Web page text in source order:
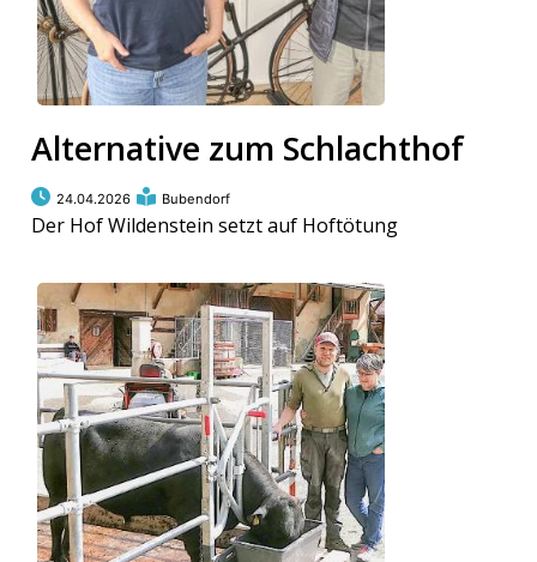
Alternative zum Schlachthof
24.04.2026 Bubendorf
Der Hof Wildenstein setzt auf Hoftötung